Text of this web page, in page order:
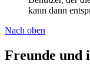
kann dann
Nach oben
Freunde